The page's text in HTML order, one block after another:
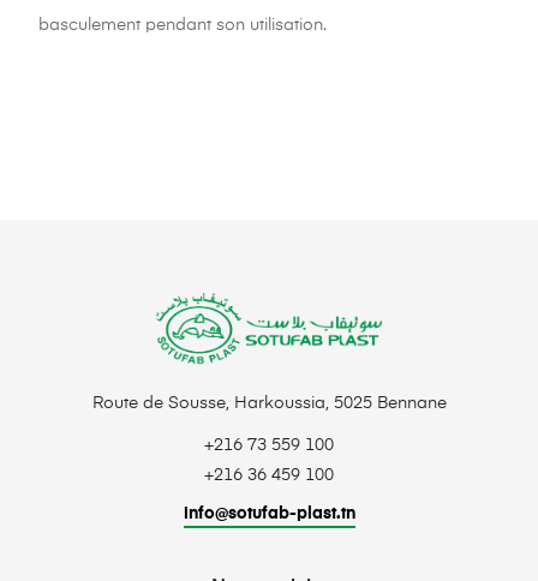
basculement pendant son utilisation.
Route de Sousse, Harkoussia, 5025 Bennane
+216 73 559 100
+216 36 459 100
info@sotufab-plast.tn